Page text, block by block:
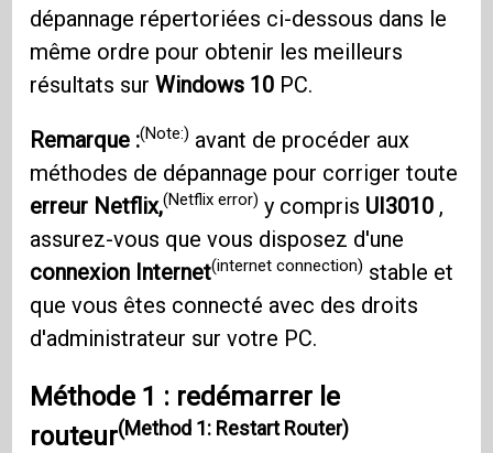
dépannage répertoriées ci-dessous dans le
même ordre pour obtenir les meilleurs
résultats surWindows 10 PC.
Remarque :(Note:) avant de procéder aux
méthodes de dépannage pour corriger toute
erreur Netflix,(Netflix error) y compris UI3010 ,
assurez-vous que vous disposez d'une
connexion Internet(internet connection) stable et
que vous êtes connecté avec des droits
d'administrateur sur votre PC.
Méthode 1 : redémarrer le
routeur(Method 1: Restart Router)